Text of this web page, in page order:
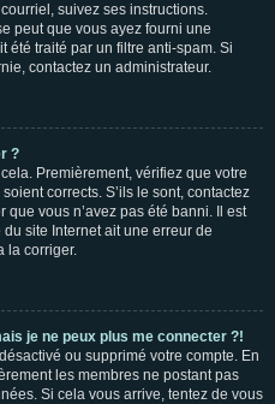
suivez ses instructions.
peut que vous ayez fourni une
été traité par un filtre anti-spam. Si
contactez un administrateur.
?
Premièrement, vérifiez que votre
corrects. S’ils le sont, contactez
vous n’avez pas été banni. Il est
site Internet ait une erreur de
la corriger.
je ne peux plus me connecter ?!
ou supprimé votre compte. En
les membres ne postant pas
Si cela vous arrive, tentez de vous